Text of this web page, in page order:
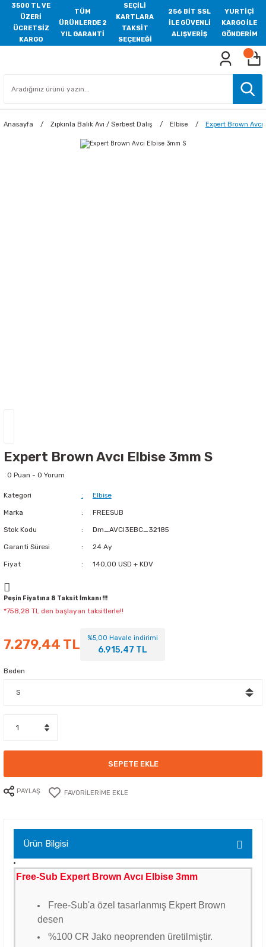
3500 TL VE
ÜZERİ
ÜCRETSİZ
KARGO
TÜM
ÜRÜNLERDE 2
YIL GARANTİ
SEÇİLİ
KARTLARA
TAKSİT
SEÇENEĞİ
256 BİT SSL
İLE GÜVENLİ
ALIŞVERİŞ
YURTİÇİ
KARGO İLE
GÖNDERİM
Anasayfa Zıpkınla Balık Avı / Serbest Dalış Elbise Expert Brown Avcı
Expert Brown Avcı Elbise 3mm S
0 Puan - 0 Yorum
Kategori Elbise
Marka FREESUB
Stok Kodu Dm_AVCI3EBC_32185
Garanti Süresi 24 Ay
Fiyat 140,00 USD + KDV
Peşin Fiyatına 8 Taksit İmkanı !!!
*758,28 TL den başlayan taksitlerle!!
7.279,44 TL %5,00 Havale indirimi
6.915,47 TL
Beden
SEPETE EKLE
PAYLAŞ
Ürün Bilgisi
Free-Sub Expert Brown Avcı Elbise 3mm
Free-Sub'a özel tasarlanmış Ekpert Brown
desen
%100 CR Jako neoprenden üretilmiştir.